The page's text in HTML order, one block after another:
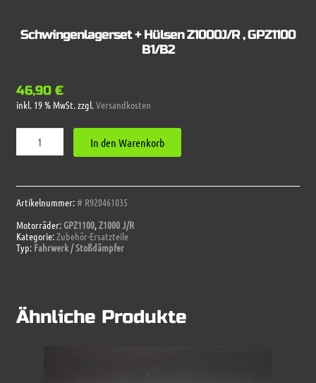
Schwingenlagerset + Hülsen Z1000J/R , GPZ1100
B1/B2
46,90 €
inkl. 19 % MwSt.zzgl.Versandkosten
Schwingenlagerset
,
GPZ1100
Menge
In den Warenkorb
Artikelnummer:# R920461035
Motorräder: GPZ1100,Z1000 J/R
Kategorie:Zubehör-Ersatzteile
Typ: Fahrwerk / Stoßdämpfer
Ähnliche Produkte